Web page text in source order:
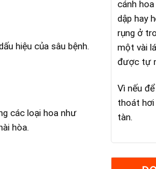
hiệu của sâu bệnh.
các loại hoa như
hòa.
cánh
dập hay
rụng ở
một vài
được tự
Vì nếu
thoát hơi
tàn.